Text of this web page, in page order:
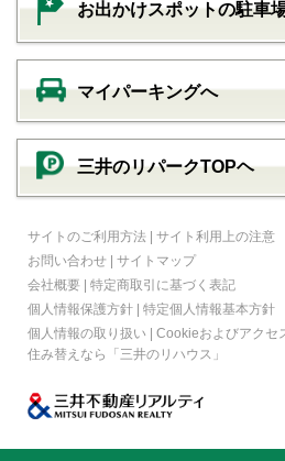
お出かけスポットの駐車
マイパーキングへ
三井のリパークTOPヘ
サイトのご利用方法 | サイト利用上の注意
お問い合わせ | サイトマップ
会社概要 | 特定商取引に基づく表記
個人情報保護方針 | 特定個人情報基本方針
個人情報の取り扱い | Cookieおよびアクセ
住み替えなら
「三井のリハウス」